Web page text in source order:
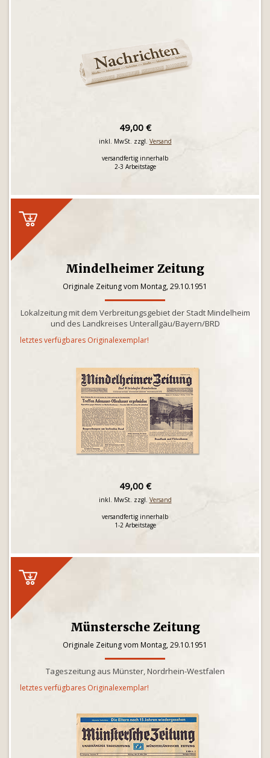
49,00 €
inkl. MwSt. zzgl. Versand
versandfertig innerhalb
2-3 Arbeitstage
Mindelheimer Zeitung
Originale Zeitung vom Montag, 29.10.1951
Lokalzeitung mit dem Verbreitungsgebiet der Stadt Mindelheim
und des Landkreises Unterallgäu/Bayern/BRD
letztes verfügbares Originalexemplar!
49,00 €
inkl. MwSt. zzgl. Versand
versandfertig innerhalb
1-2 Arbeitstage
Münstersche Zeitung
Originale Zeitung vom Montag, 29.10.1951
Tageszeitung aus Münster, Nordrhein-Westfalen
letztes verfügbares Originalexemplar!